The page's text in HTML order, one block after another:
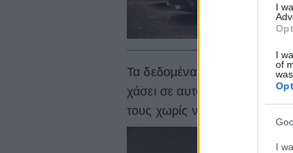
I
I
of
I
Τα δεδομένα της έρευνας
χάσει σε αυτό το διάστημα
τους χωρίς να έχουν μπει